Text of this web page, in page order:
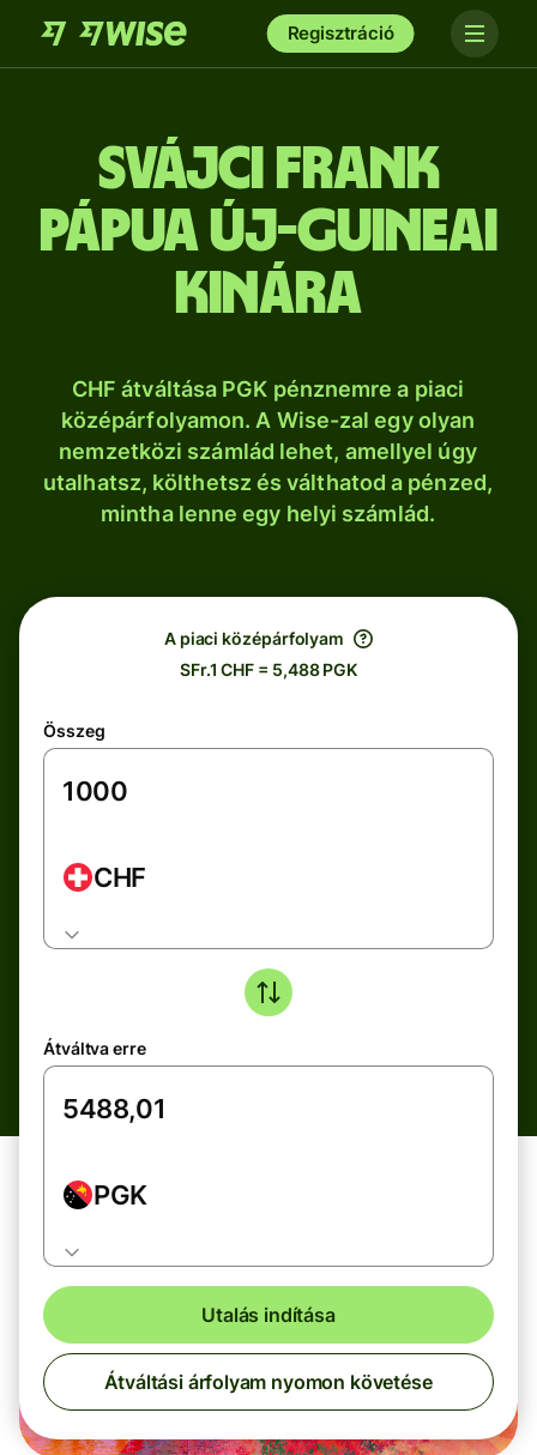
Regisztráció
svájci frank
pápua új-guineai
kinára
CHF átváltása PGK pénznemre a piaci
középárfolyamon. A Wise-zal egy olyan
nemzetközi számlád lehet, amellyel úgy
utalhatsz, költhetsz és válthatod a pénzed,
mintha lenne egy helyi számlád.
A piaci középárfolyam
SFr.1 CHF = 5,488 PGK
Összeg
CHF
Átváltva erre
PGK
Utalás indítása
Átváltási árfolyam nyomon követése